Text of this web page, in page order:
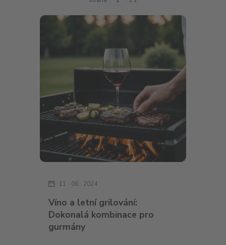
Víno a letní grilování:
Dokonalá kombinace pro
gurmány
11 06 2024